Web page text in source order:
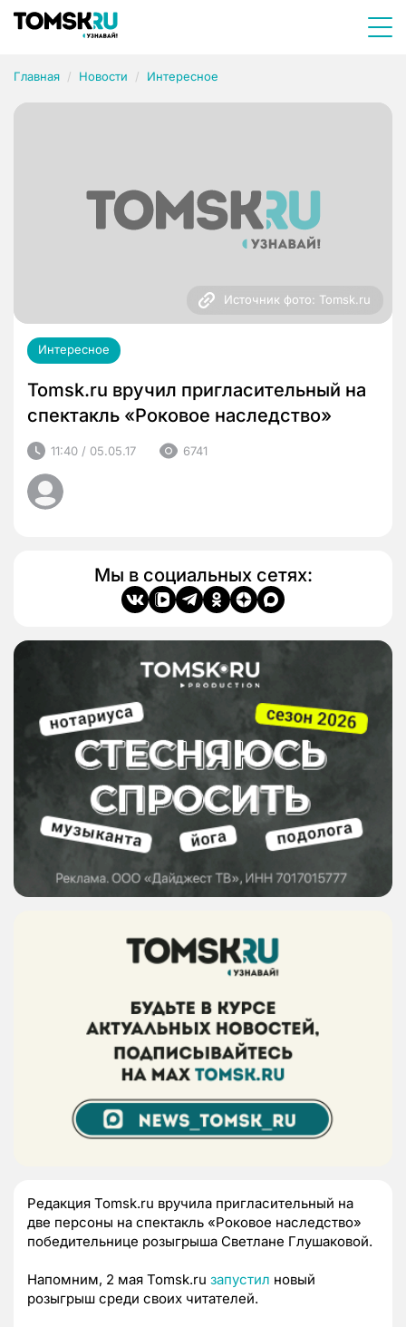
Главная Новости Интересное
Источник фото: Tomsk.ru
Интересное
Tomsk.ru вручил пригласительный на
спектакль «Роковое наследство»
11:40 / 05.05.17 6741
Мы в социальных сетях:
Редакция Tomsk.ru вручила пригласительный на
две персоны на спектакль «Роковое наследство»
победительнице розыгрыша Светлане Глушаковой.
Напомним, 2 мая Tomsk.ru запустил новый
розыгрыш среди своих читателей.